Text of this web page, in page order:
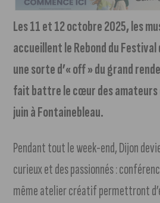
Les 11 et 12 octobre 2025, les
accueillent le Rebond du Festival
une sorte d’« off » du grand
fait battre le cœur des amateurs
juin à Fontainebleau.
Pendant tout le week-end, Dijon
curieux et des passionnés :
même atelier créatif permettront